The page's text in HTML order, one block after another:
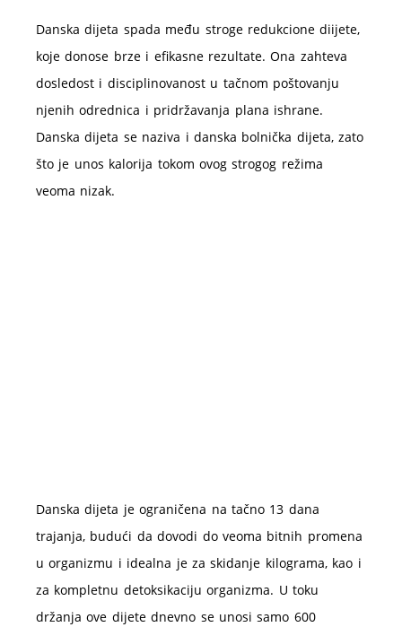
Danska dijeta spada među stroge redukcione diijete,
koje donose brze i efikasne rezultate. Ona zahteva
dosledost i disciplinovanost u tačnom poštovanju
njenih odrednica i pridržavanja plana ishrane.
Danska dijeta se naziva i danska bolnička dijeta, zato
što je unos kalorija tokom ovog strogog režima
veoma nizak.
Danska dijeta je ograničena na tačno 13 dana
trajanja, budući da dovodi do veoma bitnih promena
u organizmu i idealna je za skidanje kilograma, kao i
za kompletnu detoksikaciju organizma. U toku
držanja ove dijete dnevno se unosi samo 600